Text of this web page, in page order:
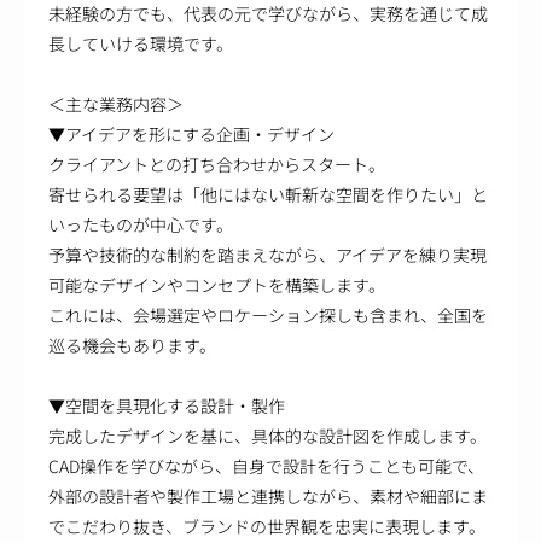
未経験の方でも、代表の元で学びながら、実務を通じて成
長していける環境です。
＜主な業務内容＞
▼アイデアを形にする企画・デザイン
クライアントとの打ち合わせからスタート。
寄せられる要望は「他にはない斬新な空間を作りたい」と
いったものが中心です。
予算や技術的な制約を踏まえながら、アイデアを練り実現
可能なデザインやコンセプトを構築します。
これには、会場選定やロケーション探しも含まれ、全国を
巡る機会もあります。
▼空間を具現化する設計・製作
完成したデザインを基に、具体的な設計図を作成します。
CAD操作を学びながら、自身で設計を行うことも可能で、
外部の設計者や製作工場と連携しながら、素材や細部にま
でこだわり抜き、ブランドの世界観を忠実に表現します。